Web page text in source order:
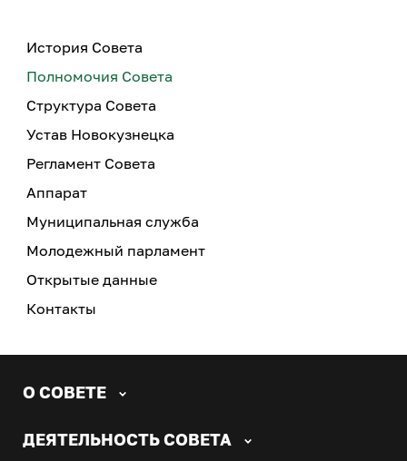
История Совета
Полномочия Совета
Структура Совета
Устав Новокузнецка
Регламент Совета
Аппарат
Муниципальная служба
Молодежный парламент
Открытые данные
Контакты
О СОВЕТЕ
ДЕЯТЕЛЬНОСТЬ СОВЕТА